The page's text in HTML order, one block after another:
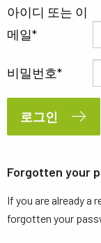
아이디 또는 이
메일
비밀번호
로그인
Forgotten your
If you are already a
forgotten your